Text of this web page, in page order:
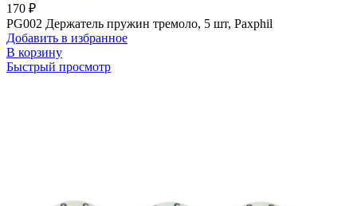
170 ₽
PG002 Держатель пружин тремоло, 5 шт, Paxphil
Добавить в избранное
В корзину
Быстрый просмотр